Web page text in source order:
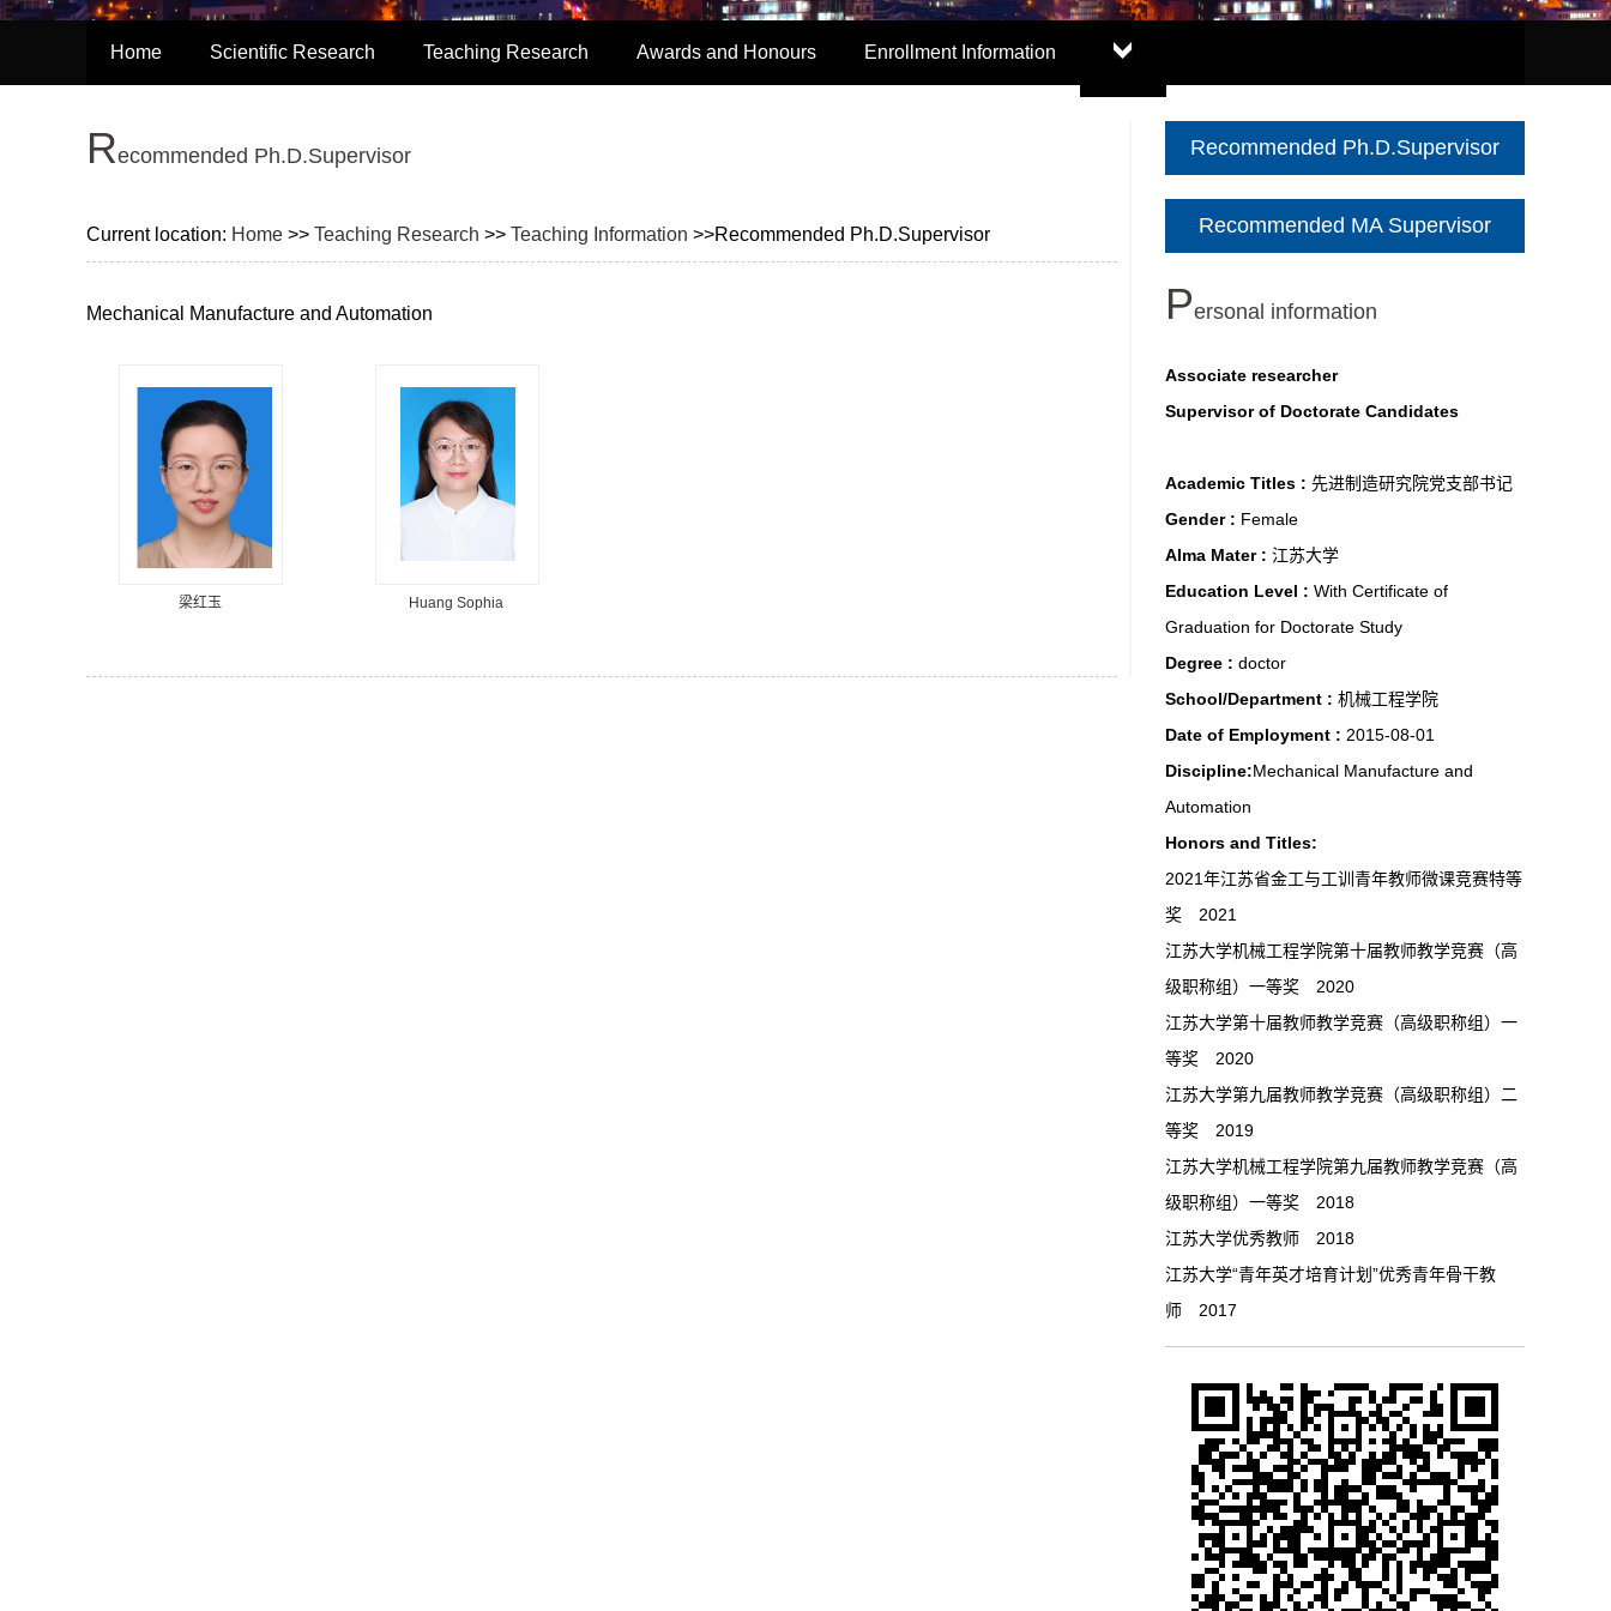
Home Scientific Research Teaching Research Awards and Honours Enrollment Information
Recommended Ph.D.Supervisor
Current location: Home >> Teaching Research >> Teaching Information >>Recommended Ph.D.Supervisor
Mechanical Manufacture and Automation
梁红玉 Huang Sophia
Recommended Ph.D.Supervisor
Recommended MA Supervisor
Personal information
Associate researcher
Supervisor of Doctorate Candidates
Academic Titles : 先进制造研究院党支部书记
Gender : Female
Alma Mater : 江苏大学
Education Level : With Certificate of
Graduation for Doctorate Study
Degree : doctor
School/Department : 机械工程学院
Date of Employment : 2015-08-01
Discipline:Mechanical Manufacture and
Automation
Honors and Titles:
2021年江苏省金工与工训青年教师微课竞赛特等
奖 2021
江苏大学机械工程学院第十届教师教学竞赛（高
级职称组）一等奖 2020
江苏大学第十届教师教学竞赛（高级职称组）一
等奖 2020
江苏大学第九届教师教学竞赛（高级职称组）二
等奖 2019
江苏大学机械工程学院第九届教师教学竞赛（高
级职称组）一等奖 2018
江苏大学优秀教师 2018
江苏大学“青年英才培育计划”优秀青年骨干教
师 2017